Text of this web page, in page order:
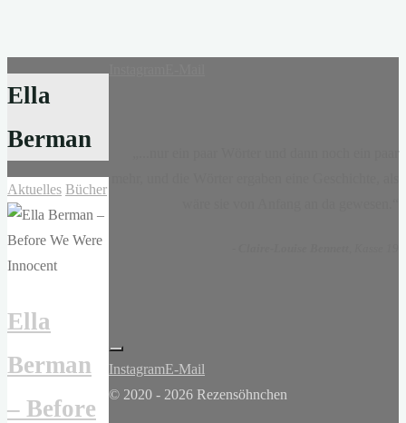
Ella
Berman
Aktuelles Bücher
Ella
Berman
– Before
InstagramE-Mail
© 2020 - 2026 Rezensöhnchen